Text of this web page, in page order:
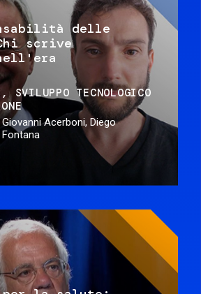
delle
scrive
SVILUPPO TECNOLOGICO
Giovanni Acerboni, Diego
Fontana